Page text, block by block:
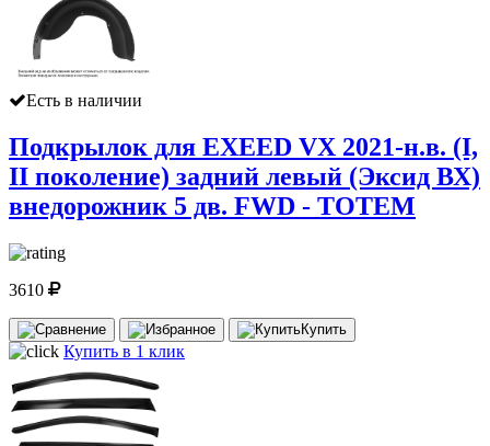
Есть в наличии
Подкрылок для EXEED VX 2021-н.в. (I,
II поколение) задний левый (Эксид ВХ)
внедорожник 5 дв. FWD - TOTEM
3610
Купить
Купить в 1 клик